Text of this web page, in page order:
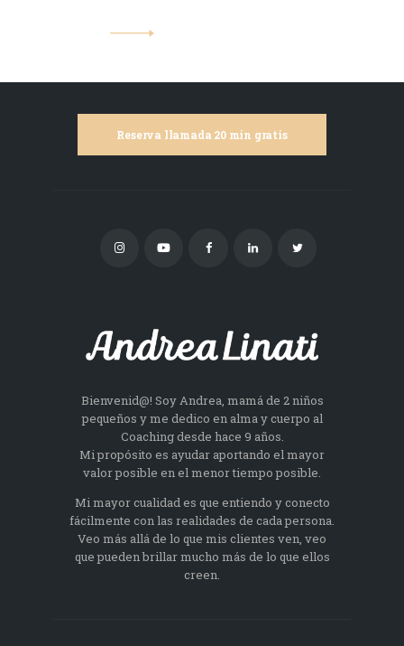
Reserva llamada 20 min gratis
Bienvenid@! Soy Andrea, mamá de 2 niños
pequeños y me dedico en alma y cuerpo al
Coaching desde hace 9 años.
Mi propósito es ayudar aportando el mayor
valor posible en el menor tiempo posible.
Mi mayor cualidad es que entiendo y conecto
fácilmente con las realidades de cada persona.
Veo más allá de lo que mis clientes ven, veo
que pueden brillar mucho más de lo que ellos
creen.